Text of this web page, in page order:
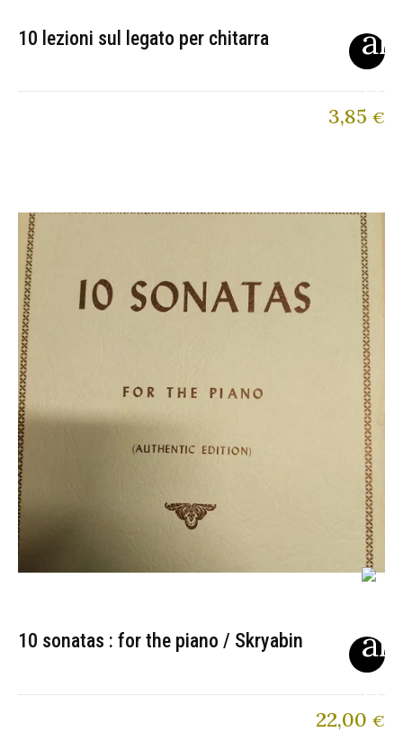
10 lezioni sul legato per chitarra
3,85 €
10 sonatas : for the piano / Skryabin
22,00 €